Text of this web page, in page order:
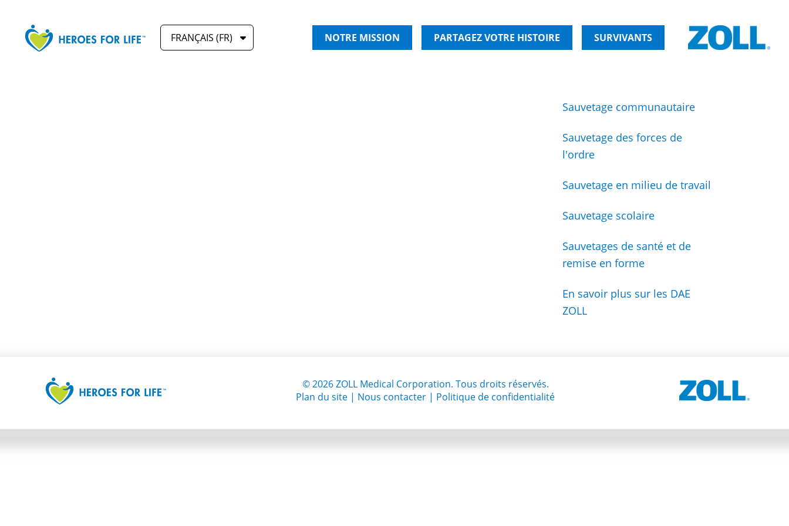
FRANÇAIS (FR) NOTRE MISSION PARTAGEZ VOTRE HISTOIRE SURVIVANTS
Sauvetage communautaire
Sauvetage des forces de
l'ordre
Sauvetage en milieu de travail
Sauvetage scolaire
Sauvetages de santé et de
remise en forme
En savoir plus sur les DAE
ZOLL
©2026ZOLL Medical Corporation. Tous droits réservés.
Plan du site | Nous contacter | Politique de confidentialité